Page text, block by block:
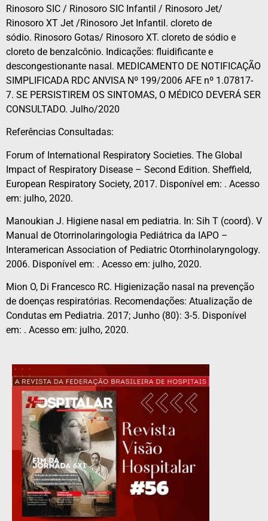
Rinosoro SIC / Rinosoro SIC Infantil / Rinosoro Jet/
Rinosoro XT Jet /Rinosoro Jet Infantil. cloreto de
sódio. Rinosoro Gotas/ Rinosoro XT. cloreto de sódio e
cloreto de benzalcônio. Indicações: fluidificante e
descongestionante nasal. MEDICAMENTO DE NOTIFICAÇÃO
SIMPLIFICADA RDC ANVISA Nº 199/2006 AFE nº 1.07817-
7. SE PERSISTIREM OS SINTOMAS, O MÉDICO DEVERÁ SER
CONSULTADO. Julho/2020
Referências Consultadas:
Forum of International Respiratory Societies. The Global
Impact of Respiratory Disease – Second Edition. Sheffield,
European Respiratory Society, 2017. Disponível em: . Acesso
em: julho, 2020.
Manoukian J. Higiene nasal em pediatria. In: Sih T (coord). V
Manual de Otorrinolaringologia Pediátrica da IAPO –
Interamerican Association of Pediatric Otorrhinolaryngology.
2006. Disponível em: . Acesso em: julho, 2020.
Mion O, Di Francesco RC. Higienização nasal na prevenção
de doenças respiratórias. Recomendações: Atualização de
Condutas em Pediatria. 2017; Junho (80): 3-5. Disponível
em: . Acesso em: julho, 2020.